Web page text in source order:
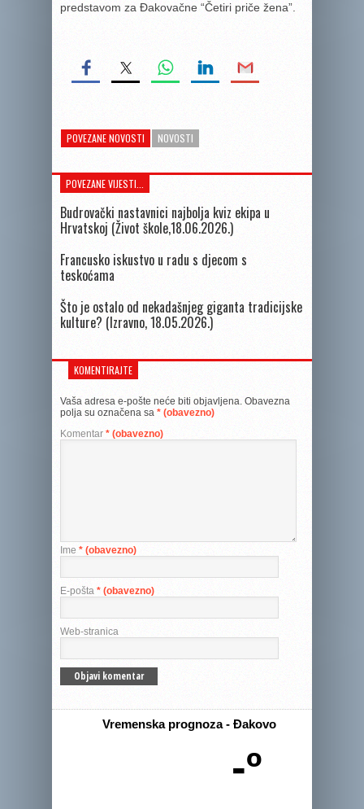
predstavom za Đakovačne “Četiri priče žena”.
POVEZANE NOVOSTI NOVOSTI
POVEZANE VIJESTI...
Budrovački nastavnici najbolja kviz ekipa u
Hrvatskoj (Život škole,18.06.2026.)
Francusko iskustvo u radu s djecom s
teskoćama
Što je ostalo od nekadašnjeg giganta tradicijske
kulture? (Izravno, 18.05.2026.)
KOMENTIRAJTE
Vaša adresa e-pošte neće biti objavljena. Obavezna
polja su označena sa * (obavezno)
Komentar * (obavezno)
Ime * (obavezno)
E-pošta * (obavezno)
Web-stranica
Vremenska prognoza - Đakovo
-º